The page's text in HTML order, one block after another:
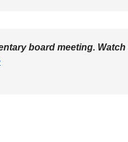
board meeting. Watch